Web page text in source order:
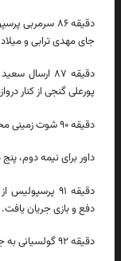
دقیقه ۸۶
جای مهدی ترابی و
دقیقه ۸۷
پورعلی گنجی از کنار
دقیقه ۹۰ شوت زمینی محمد قنبری از کنار دروازه بیرانوند عبور کرد.
داور برای نیمه دوم،
دقیقه ۹۱
دفع و بازی جریان یافت.
دقیقه ۹۲ گولسیانی به جای سعید صادقی برای پرسپولیس به زمین رفت.